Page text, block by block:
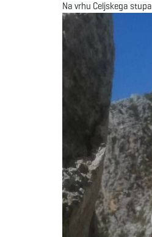
Na vrhu Celjskega stupa